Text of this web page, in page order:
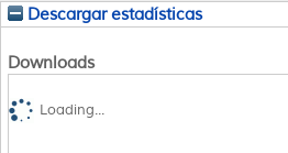
Descargar estadísticas
Downloads
Loading...